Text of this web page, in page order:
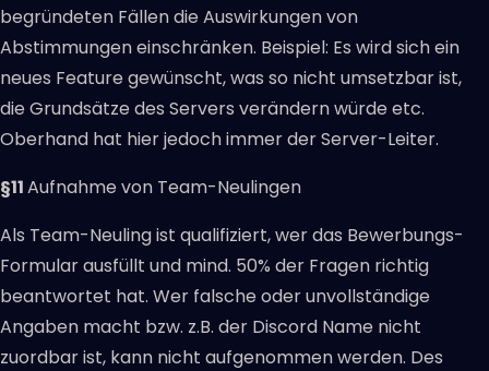
begründeten Fällen die Auswirkungen von
Abstimmungen einschränken. Beispiel: Es wird sich ein
neues Feature gewünscht, was so nicht umsetzbar ist,
die Grundsätze des Servers verändern würde etc.
Oberhand hat hier jedoch immer der Server-Leiter.
§11Aufnahme von Team-Neulingen
Als Team-Neuling ist qualifiziert, wer das Bewerbungs-
Formular ausfüllt und mind. 50% der Fragen richtig
beantwortet hat. Wer falsche oder unvollständige
Angaben macht bzw. z.B. der Discord Name nicht
zuordbar ist, kann nicht aufgenommen werden. Des